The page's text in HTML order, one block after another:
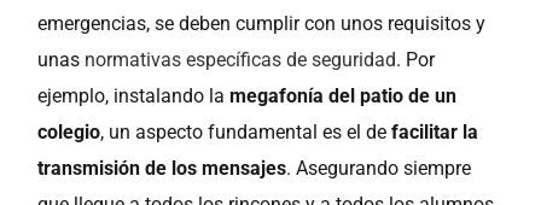
emergencias, se deben cumplir con unos requisitos y
unas normativas específicas de seguridad. Por
ejemplo, instalando la megafonía del patio de un
colegio, un aspecto fundamental es el de facilitar la
transmisión de los mensajes. Asegurando siempre